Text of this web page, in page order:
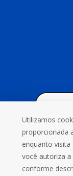
Utilizamos
proporcionada
enquanto
você autoriza
conforme